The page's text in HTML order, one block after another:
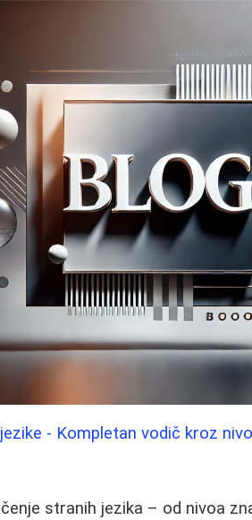
- Kompletan vodič kroz
stranih jezika – od nivoa